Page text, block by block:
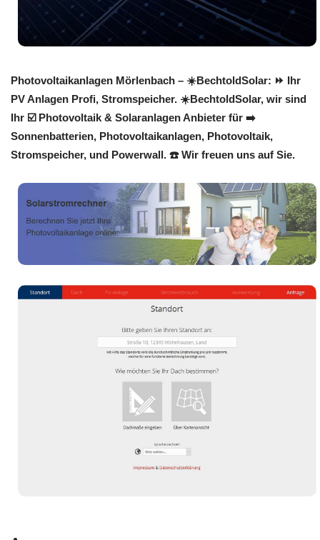
Photovoltaikanlagen Mörlenbach – ☀️BechtoldSolar: ⏩ Ihr
PV Anlagen Profi, Stromspeicher. ☀️BechtoldSolar, wir sind
Ihr ☑️ Photovoltaik & Solaranlagen Anbieter für ➡️
Sonnenbatterien, Photovoltaikanlagen, Photovoltaik,
Stromspeicher, und Powerwall. ☎️ Wir freuen uns auf Sie.